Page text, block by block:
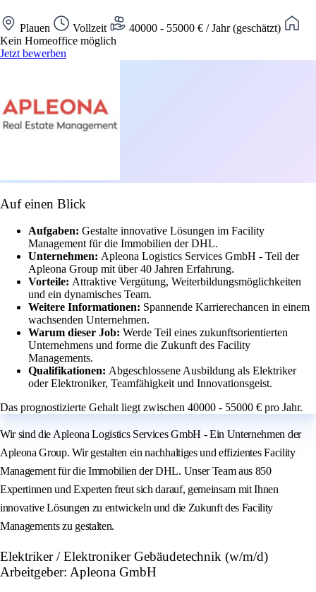
Plauen Vollzeit
40000 - 55000 € / Jahr (geschätzt)
Kein Homeoffice möglich
Jetzt bewerben
Auf einen Blick
Aufgaben: Gestalte innovative Lösungen im Facility
Management für die Immobilien der DHL.
Unternehmen: Apleona Logistics Services GmbH - Teil der
Apleona Group mit über 40 Jahren Erfahrung.
Vorteile: Attraktive Vergütung, Weiterbildungsmöglichkeiten
und ein dynamisches Team.
Weitere Informationen: Spannende Karrierechancen in einem
wachsenden Unternehmen.
Warum dieser Job: Werde Teil eines zukunftsorientierten
Unternehmens und forme die Zukunft des Facility
Managements.
Qualifikationen: Abgeschlossene Ausbildung als Elektriker
oder Elektroniker, Teamfähigkeit und Innovationsgeist.
Das prognostizierte Gehalt liegt zwischen 40000 - 55000 € pro Jahr.
Wir sind die Apleona Logistics Services GmbH - Ein Unternehmen der
Apleona Group. Wir gestalten ein nachhaltiges und effizientes Facility
Management für die Immobilien der DHL. Unser Team aus 850
Expertinnen und Experten freut sich darauf, gemeinsam mit Ihnen
innovative Lösungen zu entwickeln und die Zukunft des Facility
Managements zu gestalten.
Elektriker / Elektroniker Gebäudetechnik (w/m/d)
Arbeitgeber: Apleona GmbH